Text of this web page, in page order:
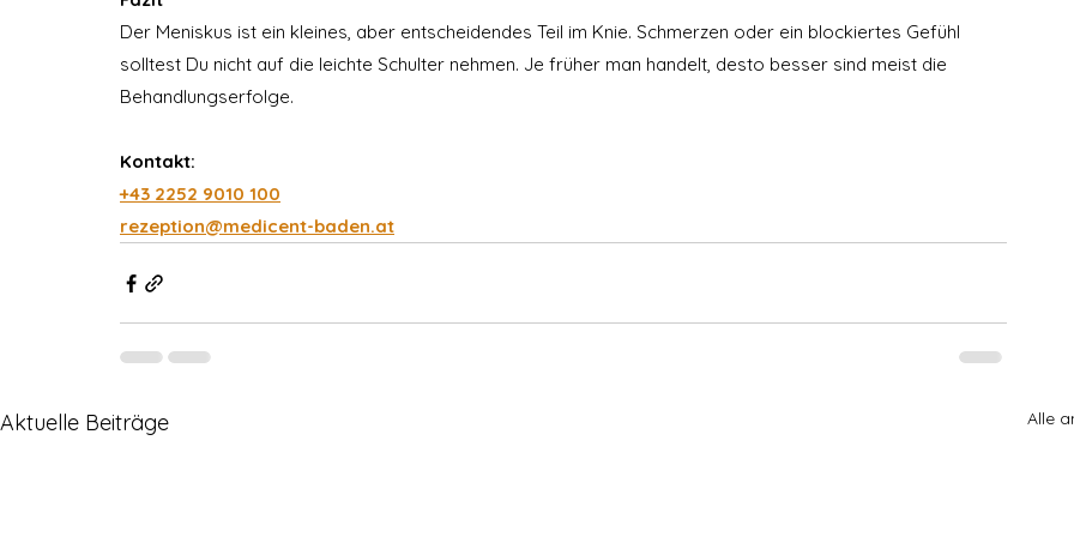
Der Meniskus ist ein kleines, aber entscheidendes Teil im Knie. Schmerzen oder ein blockiertes Gefühl
solltest Du nicht auf die leichte Schulter nehmen. Je früher man handelt, desto besser sind meist die
Behandlungserfolge.
Kontakt:
+43 2252 9010 100
rezeption@medicent-baden.at
Aktuelle Beiträge Alle